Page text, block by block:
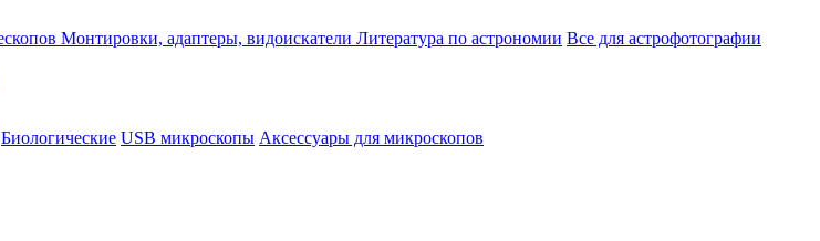
Монтировки, адаптеры, видоискатели Литература по астрономии Все для астрофотографии
Биологические USB микроскопы Аксессуары для микроскопов